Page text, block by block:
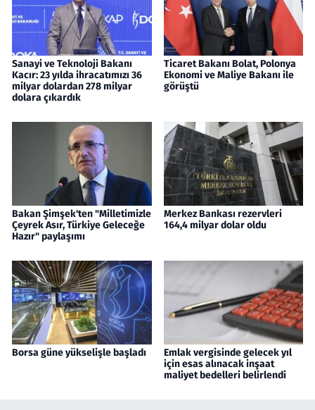
Sanayi ve Teknoloji Bakanı
Kacır: 23 yılda ihracatımızı 36
milyar dolardan 278 milyar
dolara çıkardık
Ticaret Bakanı Bolat, Polonya
Ekonomi ve Maliye Bakanı ile
görüştü
Bakan Şimşek'ten "Milletimizle
Çeyrek Asır, Türkiye Geleceğe
Hazır" paylaşımı
Merkez Bankası rezervleri
164,4 milyar dolar oldu
Borsa güne yükselişle başladı
Emlak vergisinde gelecek yıl
için esas alınacak inşaat
maliyet bedelleri belirlendi